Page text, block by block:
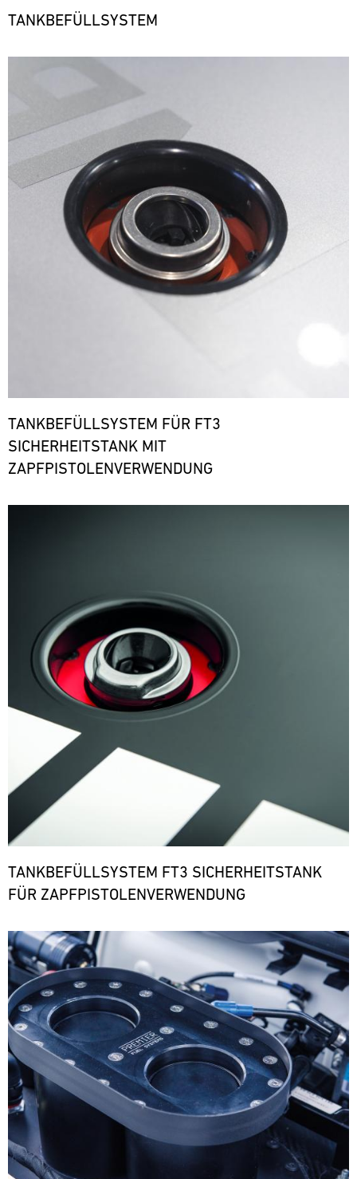
TANKBEFÜLLSYSTEM
TANKBEFÜLLSYSTEM FÜR FT3
SICHERHEITSTANK MIT
ZAPFPISTOLENVERWENDUNG
TANKBEFÜLLSYSTEM FT3 SICHERHEITSTANK
FÜR ZAPFPISTOLENVERWENDUNG
Bild